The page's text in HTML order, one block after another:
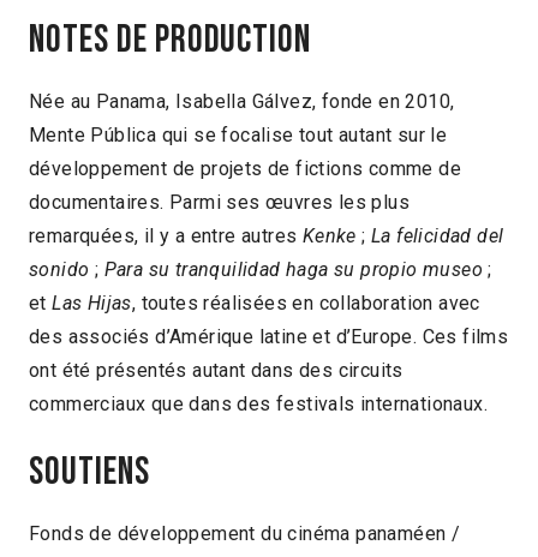
Notes de production
Née au Panama, Isabella Gálvez, fonde en 2010,
Mente Pública qui se focalise tout autant sur le
développement de projets de fictions comme de
documentaires. Parmi ses œuvres les plus
remarquées, il y a entre autres Kenke;La felicidad del
sonido ; Para su tranquilidad haga su propio museo ;
et Las Hijas, toutes réalisées en collaboration avec
des associés d’Amérique latine et d’Europe. Ces films
ont été présentés autant dans des circuits
commerciaux que dans des festivals internationaux.
Soutiens
Fonds de développement du cinéma panaméen /